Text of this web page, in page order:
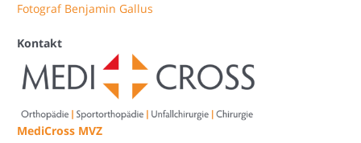
Fotograf Benjamin Gallus
Kontakt
MediCross MVZ